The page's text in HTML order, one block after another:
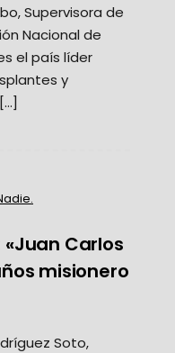
Supervisora de
Nacional de
el país líder
y
«Juan Carlos
misionero
Soto,